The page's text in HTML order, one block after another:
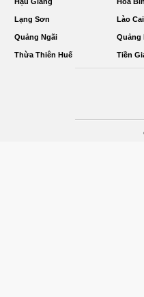
Lạng Sơn Lào Cai
Quảng Ngãi Quảng
Thừa Thiên Huế Tiền